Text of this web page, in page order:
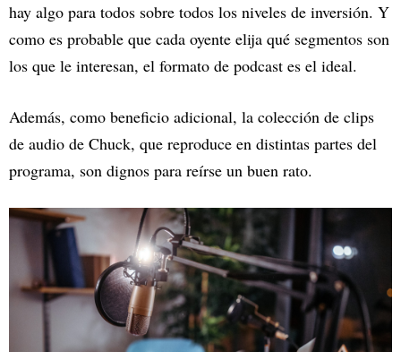
hay algo para todos sobre todos los niveles de inversión. Y
como es probable que cada oyente elija qué segmentos son
los que le interesan, el formato de podcast es el ideal.
Además, como beneficio adicional, la colección de clips
de audio de Chuck, que reproduce en distintas partes del
programa, son dignos para reírse un buen rato.